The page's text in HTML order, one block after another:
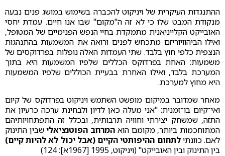
ההתנגדות העיקרית של ויניקוט להכברה בשימוש במושג פנים נבעה
מנקודת המבט שלו כי לא זה ה"מקום" שבו אנו חיים. עמדת יחסי
האובייקט הקלייניאנית מתמקדת בחיי הנפש הפנימיים של המטופל,
ואילו הביהוויוריזם מתכחש לפנים ורואה את המשמעות בהתנהגות
הנצפית כלפי חוץ בלבד. שתי העמדות האלה נופלות בפרדוקסים של
משמעות: האחת בפרדוקס הכללים שלפיו המשמעות היא בתוך
המערכת בלבד, ואילו האחרת בבעיית הכוללים שלפיו המשמעות
היא מחוץ למערכת.
מאחר שמדובר במיקום מופשט השתמש ויניקוט בפרדוקס של קיום
ואי־קיום בו־זמנית: "אני מעלה כאן לדיון ולבחינת ערכה כרעיון את
התזה, שמשחק יצירתי וחוויה תרבותית, ובכלל זה התפתחויותיהם
המתוחכמות ביותר, מקומם הוא המרחב הפוטנציאלישבין התינוק
לאם. כוונתילתחום ההיפותטי הקיים (אבל יכול לא להיות קיים)
בין התינוק ובין האובייקט" (ויניקוט, 1995 [1967א]: 124)